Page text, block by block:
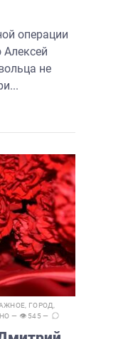
операции
Алексей
не
ГОРОД
— 👁 545 —